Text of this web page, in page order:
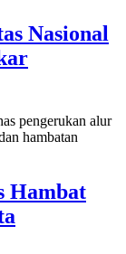
Nasional
Hambat